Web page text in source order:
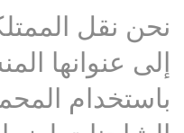
نحن نقل
إلى عنوانها